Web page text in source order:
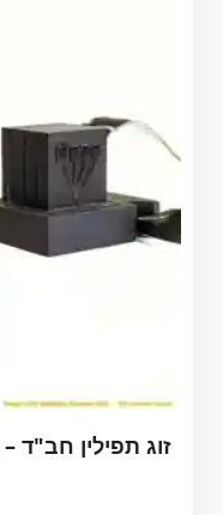
זוג תפילין חב"ד